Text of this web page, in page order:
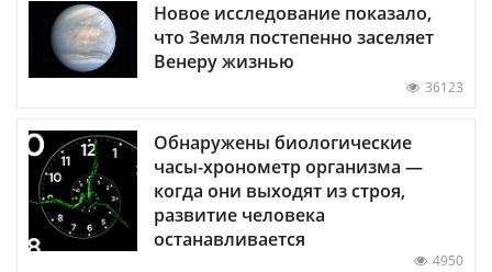
Новое исследование показало,
что Земля постепенно заселяет
Венеру жизнью
36123
Обнаружены биологические
часы-хронометр организма —
когда они выходят из строя,
развитие человека
останавливается
4950